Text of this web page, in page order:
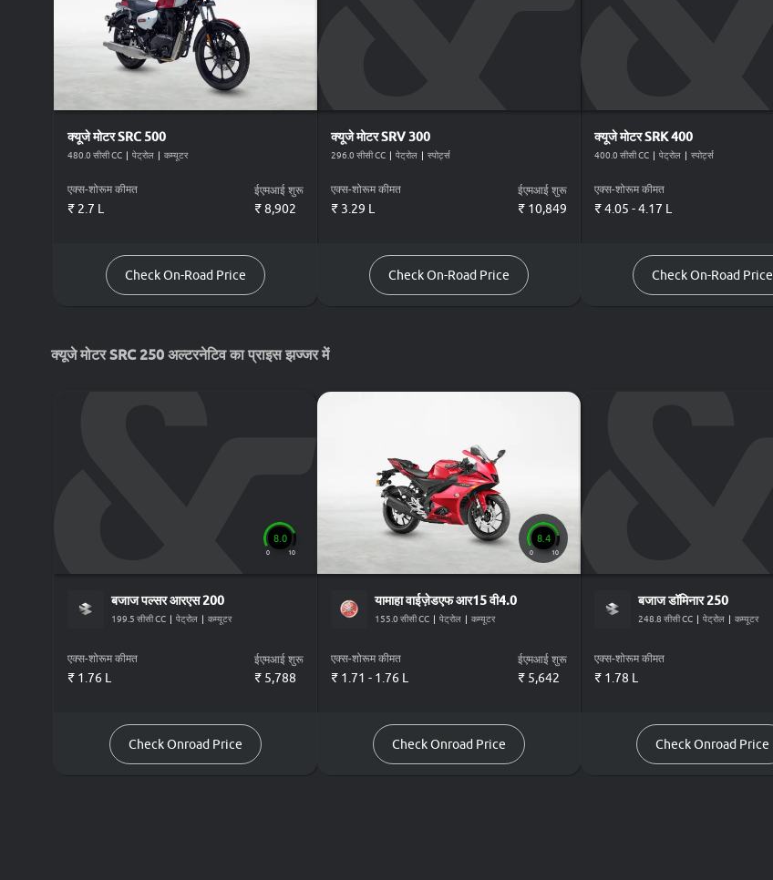
क्यूजे मोटरSRC 500
480.0 सीसी CC | पेट्रोल | कम्यूटर
एक्स-शोरूम कीमत
₹ 2.7 L
ईएमआई शुरू
₹8,902
Check On-Road Price
क्यूजे मोटरSRV 300
296.0 सीसी CC | पेट्रोल | स्पोर्ट्स
एक्स-शोरूम कीमत
₹ 3.29 L
ईएमआई शुरू
₹ 10,849
Check On-Road Price
क्यूजे मोटरSRK 400
400.0 सीसी CC | पेट्रोल | स्पोर्ट्स
एक्स-शोरूम कीमत
₹ 4.05 - 4.17 L
Check On-Road Price
क्यूजे मोटर SRC 250 अल्टरनेटिव का प्राइस झज्जर में
8.0
0 10
बजाजपल्सर आरएस 200
199.5 सीसी CC | पेट्रोल | कम्यूटर
एक्स-शोरूम कीमत
₹ 1.76 L
ईएमआई शुरू
₹ 5,788
Check Onroad Price
8.4
0 10
यामाहावाईज़ेडएफ आर15 वी4.0
155.0 सीसी CC | पेट्रोल | कम्यूटर
एक्स-शोरूम कीमत
₹ 1.71 - 1.76 L
ईएमआई शुरू
₹ 5,642
Check Onroad Price
बजाजडॉमिनार 250
248.8 सीसी CC | पेट्रोल | कम्यूटर
एक्स-शोरूम कीमत
₹ 1.78 L
Check Onroad Price